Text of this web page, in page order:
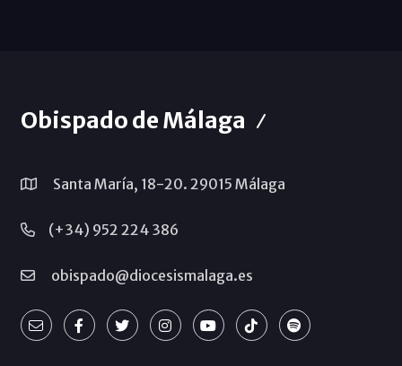
Obispado de Málaga
Santa María, 18-20. 29015 Málaga
(+34) 952 224 386
obispado@diocesismalaga.es